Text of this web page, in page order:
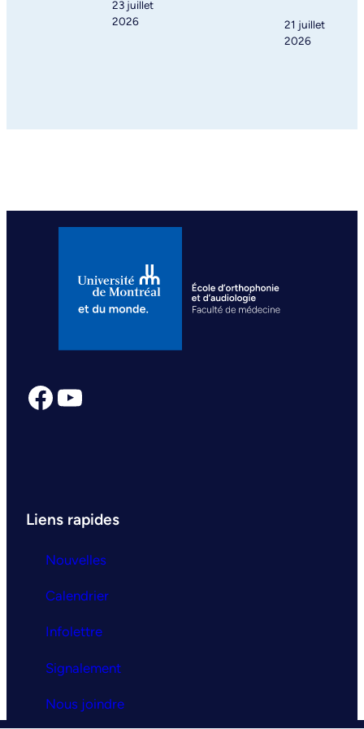
23 juillet
2026
21 juillet
2026
Facebook YouTube
Liens rapides
Nouvelles
Calendrier
Infolettre
Signalement
Nous joindre